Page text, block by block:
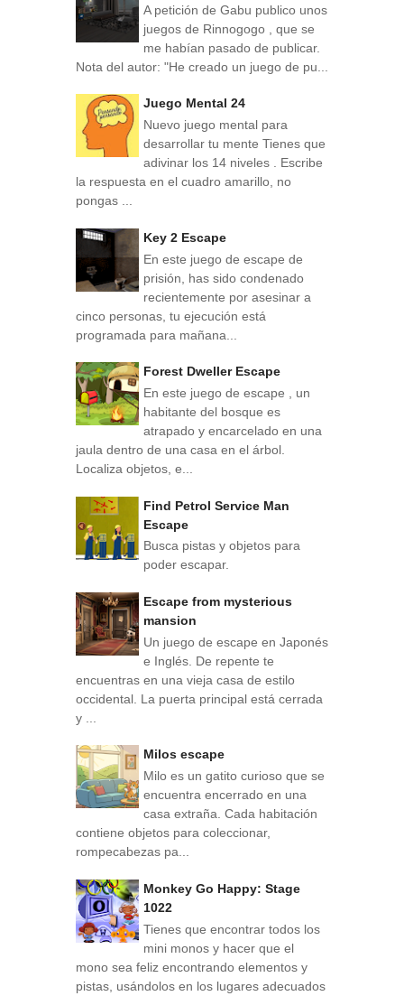
A petición de Gabu publico unos
juegos de Rinnogogo , que se
me habían pasado de publicar.
Nota del autor: "He creado un juego de pu...
Juego Mental 24
Nuevo juego mental para
desarrollar tu mente Tienes que
adivinar los 14 niveles . Escribe
la respuesta en el cuadro amarillo, no
pongas ...
Key 2 Escape
En este juego de escape de
prisión, has sido condenado
recientemente por asesinar a
cinco personas, tu ejecución está
programada para mañana...
Forest Dweller Escape
En este juego de escape , un
habitante del bosque es
atrapado y encarcelado en una
jaula dentro de una casa en el árbol.
Localiza objetos, e...
Find Petrol Service Man
Escape
Busca pistas y objetos para
poder escapar.
Escape from mysterious
mansion
Un juego de escape en Japonés
e Inglés. De repente te
encuentras en una vieja casa de estilo
occidental. La puerta principal está cerrada
y ...
Milos escape
Milo es un gatito curioso que se
encuentra encerrado en una
casa extraña. Cada habitación
contiene objetos para coleccionar,
rompecabezas pa...
Monkey Go Happy: Stage
1022
Tienes que encontrar todos los
mini monos y hacer que el
mono sea feliz encontrando elementos y
pistas, usándolos en los lugares adecuados